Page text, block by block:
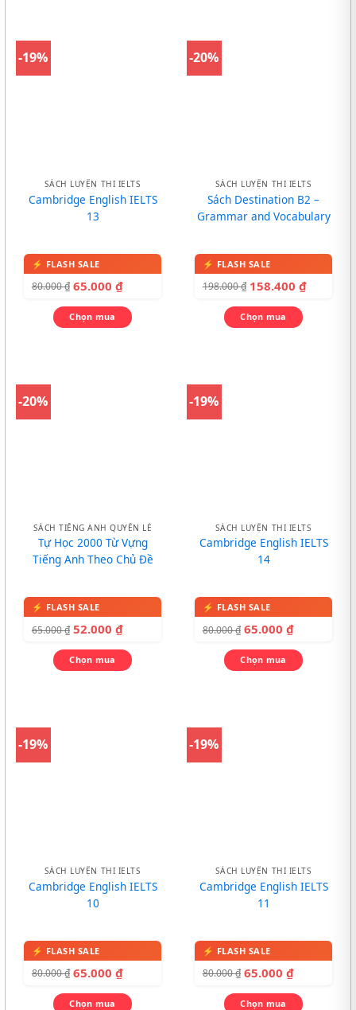
-19%
SÁCH LUYỆN THI IELTS
Cambridge English IELTS
13
80.000₫ 65.000 ₫
Chọn mua
-20%
SÁCH LUYỆN THI IELTS
Sách Destination B2 –
Grammar and Vocabulary
198.000₫ 158.400 ₫
Chọn mua
-20%
SÁCH TIẾNG ANH QUYỂN LẺ
Tự Học 2000 Từ Vựng
Tiếng Anh Theo Chủ Đề
65.000₫ 52.000 ₫
Chọn mua
-19%
SÁCH LUYỆN THI IELTS
Cambridge English IELTS
14
80.000₫ 65.000 ₫
Chọn mua
-19%
SÁCH LUYỆN THI IELTS
Cambridge English IELTS
10
80.000₫ 65.000 ₫
Chọn mua
-19%
SÁCH LUYỆN THI IELTS
Cambridge English IELTS
11
80.000₫ 65.000 ₫
Chọn mua